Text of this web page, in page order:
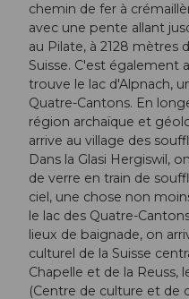
chemin de fer à
avec une pente allant
au Pilate, à 2128 mètres
Suisse. C'est également
trouve le lac d'Alpnach,
Quatre-Cantons. En
région archaïque et
arrive au village des
Dans la Glasi Hergiswil,
de verre en train de
ciel, une chose non
le lac des Quatre-
lieux de baignade, on
culturel de la Suisse
Chapelle et de la Reuss,
(Centre de culture et de